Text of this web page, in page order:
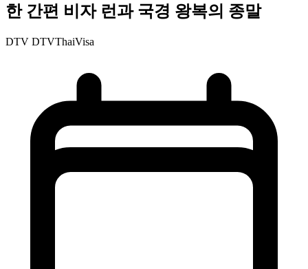
한 간편 비자 런과 국경 왕복의 종말
DTV DTVThaiVisa